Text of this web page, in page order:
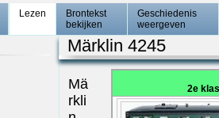
Lezen
Brontekst
bekijken
Geschiedenis
weergeven
Märklin 4245
2e
Mä
rkli